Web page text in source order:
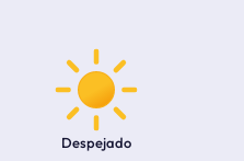
Despejado